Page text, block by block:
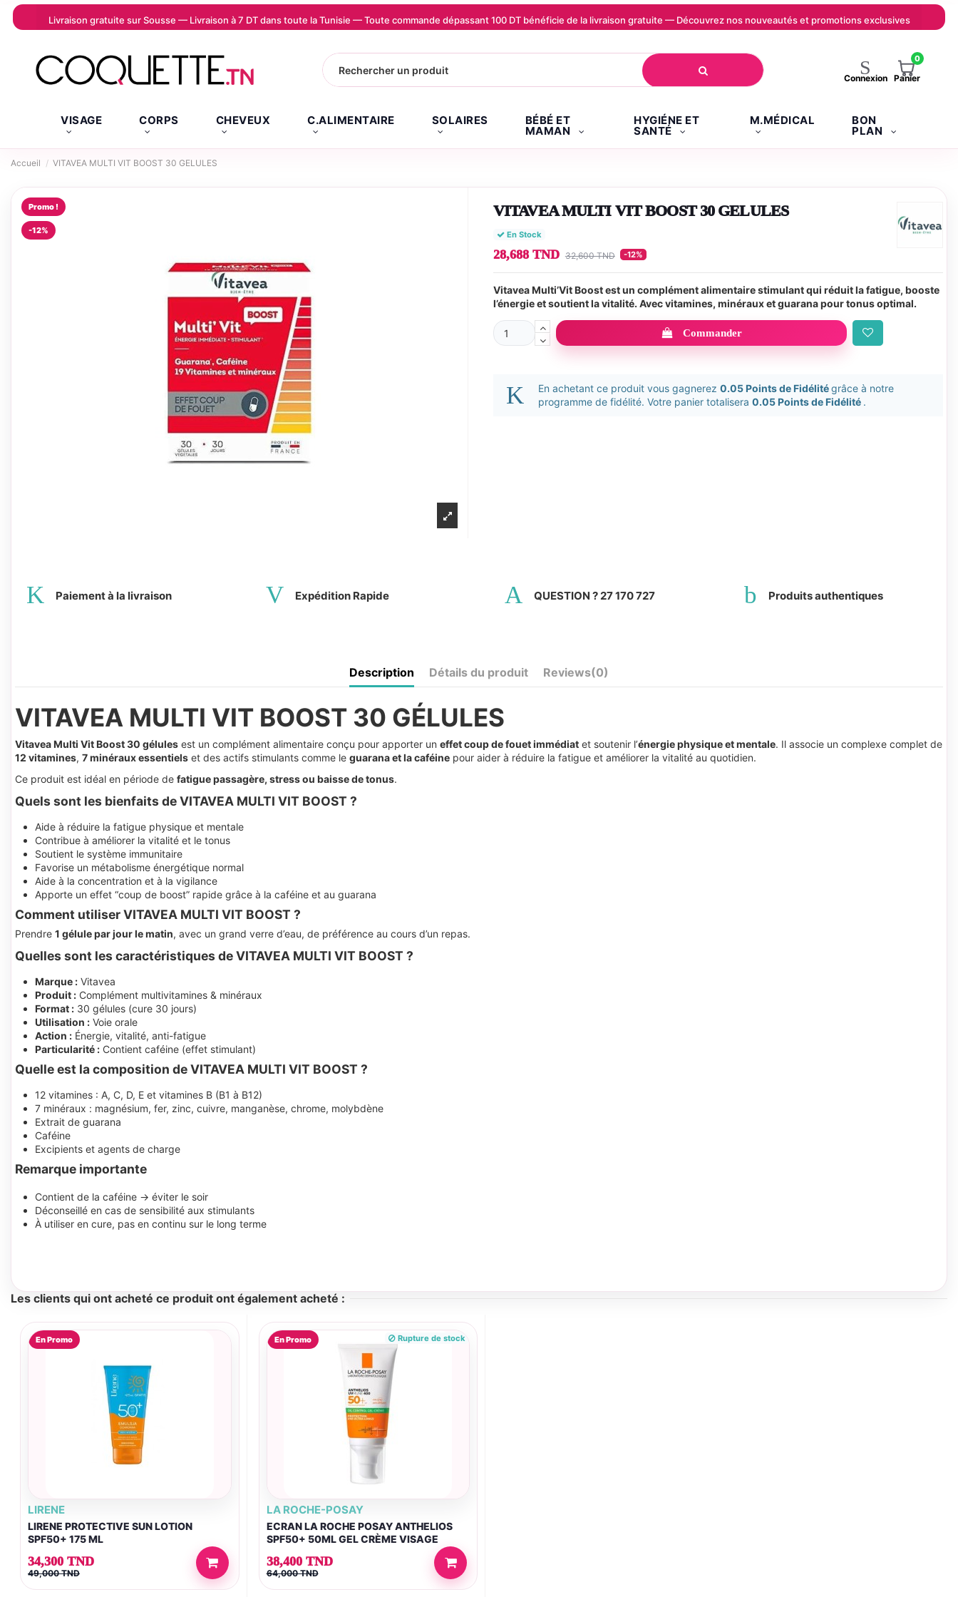
Livraison gratuite sur Sousse — Livraison à 7 DT dans toute la Tunisie — Toute commande dépassant 100 DT bénéficie de la livraison gratuite — Découvrez nos nouveautés et promotions exclusives
Connexion
0
Panier
VISAGE CORPS CHEVEUX C.ALIMENTAIRE SOLAIRES BÉBÉ ET
MAMAN
HYGIÉNE ET
SANTÉ
M.MÉDICAL BON
PLAN
Accueil VITAVEA MULTI VIT BOOST 30 GELULES
Promo !
-12%
VITAVEA MULTI VIT BOOST 30 GELULES
En Stock
28,688 TND 32,600 TND -12%
Vitavea Multi’Vit Boost est un complément alimentaire stimulant qui réduit la fatigue, booste
l’énergie et soutient la vitalité. Avec vitamines, minéraux et guarana pour tonus optimal.
Commander
En achetant ce produit vous gagnerez 0.05 Points de Fidélitégrâce à notre
programme de fidélité. Votre panier totalisera 0.05 Points de Fidélité .
Paiement à la livraison Expédition Rapide QUESTION ? 27 170 727 Produits authentiques
Description Détails du produit Reviews(0)
VITAVEA MULTI VIT BOOST 30 GÉLULES
Vitavea Multi Vit Boost 30 gélules est un complément alimentaire conçu pour apporter un effet coup de fouet immédiat et soutenir l’énergie physique et mentale. Il associe un complexe complet de
12 vitamines, 7 minéraux essentiels et des actifs stimulants comme le guarana et la caféine pour aider à réduire la fatigue et améliorer la vitalité au quotidien.
Ce produit est idéal en période de fatigue passagère, stress ou baisse de tonus.
Quels sont les bienfaits de VITAVEA MULTI VIT BOOST ?
Aide à réduire la fatigue physique et mentale
Contribue à améliorer la vitalité et le tonus
Soutient le système immunitaire
Favorise un métabolisme énergétique normal
Aide à la concentration et à la vigilance
Apporte un effet “coup de boost” rapide grâce à la caféine et au guarana
Comment utiliser VITAVEA MULTI VIT BOOST ?
Prendre 1 gélule par jour le matin, avec un grand verre d’eau, de préférence au cours d’un repas.
Quelles sont les caractéristiques de VITAVEA MULTI VIT BOOST ?
Marque : Vitavea
Produit : Complément multivitamines & minéraux
Format : 30 gélules (cure 30 jours)
Utilisation : Voie orale
Action : Énergie, vitalité, anti-fatigue
Particularité : Contient caféine (effet stimulant)
Quelle est la composition de VITAVEA MULTI VIT BOOST ?
12 vitamines : A, C, D, E et vitamines B (B1 à B12)
7 minéraux : magnésium, fer, zinc, cuivre, manganèse, chrome, molybdène
Extrait de guarana
Caféine
Excipients et agents de charge
Remarque importante
Contient de la caféine → éviter le soir
Déconseillé en cas de sensibilité aux stimulants
À utiliser en cure, pas en continu sur le long terme
Les clients qui ont acheté ce produit ont également acheté :
En Promo
LIRENE
LIRENE PROTECTIVE SUN LOTION
SPF50+ 175 ML
34,300 TND
49,000 TND
En Promo Rupture de stock
LA ROCHE-POSAY
ECRAN LA ROCHE POSAY ANTHELIOS
SPF50+ 50ML GEL CRÈME VISAGE
38,400 TND
64,000 TND